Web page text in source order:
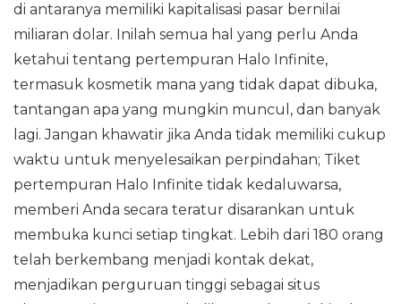
di antaranya memiliki kapitalisasi pasar bernilai
miliaran dolar. Inilah semua hal yang perlu Anda
ketahui tentang pertempuran Halo Infinite,
termasuk kosmetik mana yang tidak dapat dibuka,
tantangan apa yang mungkin muncul, dan banyak
lagi. Jangan khawatir jika Anda tidak memiliki cukup
waktu untuk menyelesaikan perpindahan; Tiket
pertempuran Halo Infinite tidak kedaluwarsa,
memberi Anda secara teratur disarankan untuk
membuka kunci setiap tingkat. Lebih dari 180 orang
telah berkembang menjadi kontak dekat,
menjadikan perguruan tinggi sebagai situs